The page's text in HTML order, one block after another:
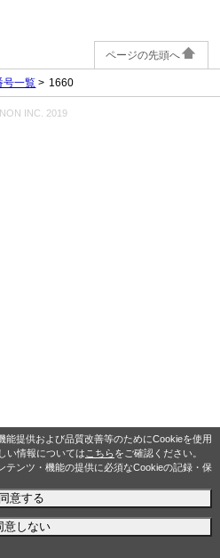
能提供および品質改善等のためにCookieを使用
い情報については こちらをご確認ください。
テンツ・機能の提供に必須なCookieの記録・保
同意する
意しない
ページの先頭へ
号一覧 1660
INC. 2019